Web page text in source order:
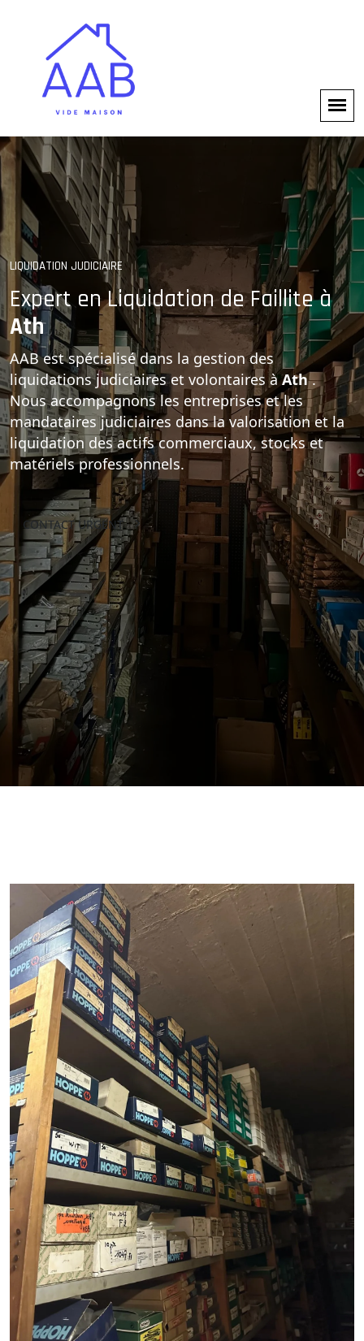
LIQUIDATION JUDICIAIRE
Expert en Liquidation de Faillite à
Ath
AAB est spécialisé dans la gestion des
liquidations judiciaires et volontaires àAth.
Nous accompagnons les entreprises et les
mandataires judiciaires dans la valorisation et la
liquidation des actifs commerciaux, stocks et
matériels professionnels.
CONTACT URGENT
SOLUTIONS PROFESSIONNELLES
Gestion Complète des
Faillites
Notre équipe expérimentée prend en charge
l'intégralité du processus de liquidation :
inventaire des actifs, estimation, vente aux
enchères, déstockage et débarras final des
locaux commerciaux.
EXPERTISE IMMÉDIATE